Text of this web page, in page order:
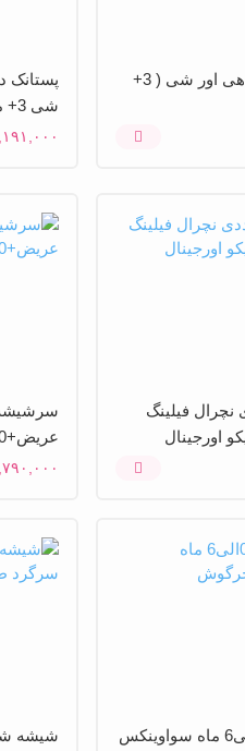
پستانک ارتودنسی هی اور شی ( 3+
پستانک
شی 3+ ماه
فیلینگ
سرشیشه
عریض+0دکتر براون
پستانک بادامی 0الی6 ماه سواوینکس